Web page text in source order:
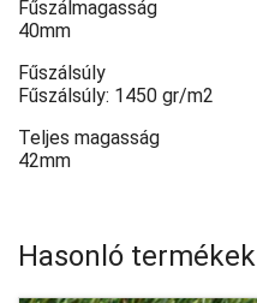
Fűszálmagasság
40mm
Fűszálsúly
Fűszálsúly: 1450 gr/m2
Teljes magasság
42mm
Hasonló termékek